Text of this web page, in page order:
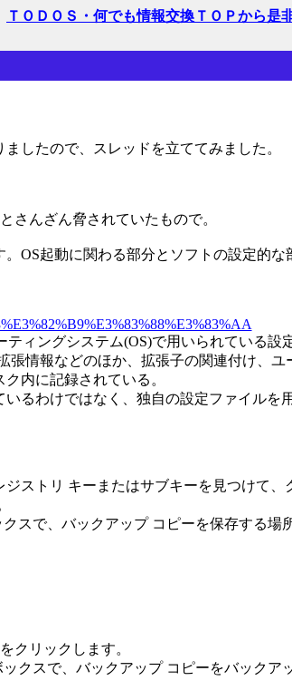
ＴＯＤＯＳ・何でも情報交換ＴＯＰから是
したので、スレッドを立ててみました。
さんざん脅されていたもので。
OS起動に関わる部分とソフトの設定的な
ティングシステム(OS)で用いられている設
情報などのほか、拡張子の関連付け、
内に記録されている。
るわけではなく、独自の設定ファイルを
ストリ キーまたはサブキーを見つけて、
スで、バックアップ コピーを保存する
クリックします。
クスで、バックアップ コピーをバック